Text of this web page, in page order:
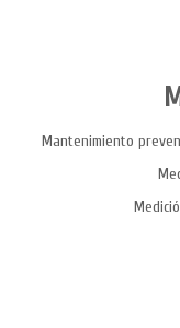
Mantenimiento